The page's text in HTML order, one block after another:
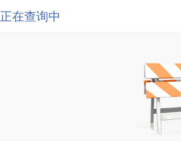
正在查询中